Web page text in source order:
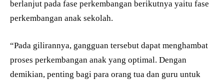
berlanjut pada fase perkembangan berikutnya yaitu fase
perkembangan anak sekolah.
“Pada gilirannya, gangguan tersebut dapat menghambat
proses perkembangan anak yang optimal. Dengan
demikian, penting bagi para orang tua dan guru untuk